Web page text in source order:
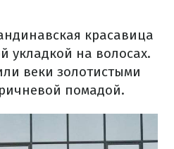
красавица
укладкой на волосах.
веки золотистыми
помадой.